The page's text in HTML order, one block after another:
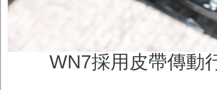
WN7採用 皮帶傳動